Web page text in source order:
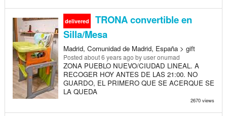
delivered
TRONA convertible en
Silla/Mesa
Madrid, Comunidad de Madrid, España > gift
Posted about 6 years ago by user onumad
ZONA PUEBLO NUEVO/CIUDAD LINEAL. A
RECOGER HOY ANTES DE LAS 21:00. NO
GUARDO, EL PRIMERO QUE SE ACERQUE SE
LA QUEDA
2670 views